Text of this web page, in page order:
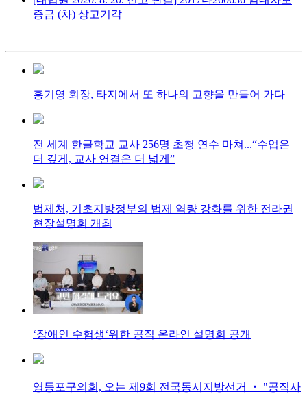
증금 (차) 상고기각
홍기영 회장, 타지에서 또 하나의 고향을 만들어 가다
전 세계 한글학교 교사 256명 초청 연수 마쳐...“수업은
더 깊게, 교사 연결은 더 넓게”
법제처, 기초지방정부의 법제 역량 강화를 위한 전라권
현장설명회 개최
‘장애인 수험생‘위한 공직 온라인 설명회 공개
영등포구의회, 오는 제9회 전국동시지방선거 ‧ "공직사